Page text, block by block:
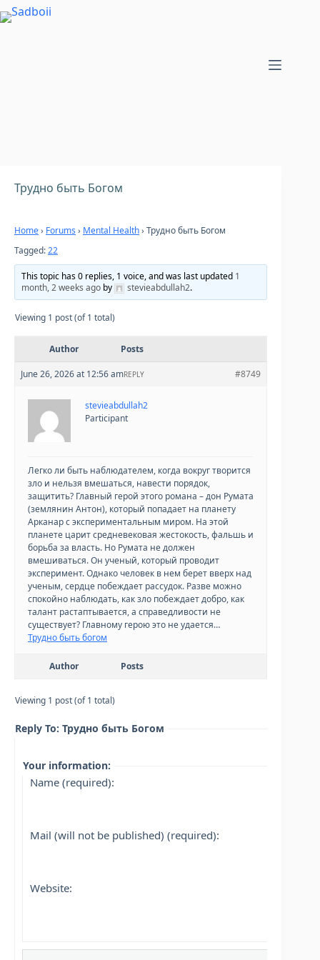
Skip
to
Трудно быть Богом
Home› Forums › Mental Health› Трудно быть Богом
Tagged:22
This topic has 0 replies, 1 voice, and was last updated 1
month, 2 weeks ago by stevieabdullah2.
Viewing 1 post (of 1 total)
Author Posts
June 26, 2026 at 12:56 am #8749
REPLY
stevieabdullah2
Participant
Легко ли быть наблюдателем, когда вокруг творится
зло и нельзя вмешаться, навести порядок,
защитить? Главный герой этого романа – дон Румата
(землянин Антон), который попадает на планету
Арканар с экспериментальным миром. На этой
планете царит средневековая жестокость, фальшь и
борьба за власть. Но Румата не должен
вмешиваться. Он ученый, который проводит
эксперимент. Однако человек в нем берет вверх над
ученым, сердце побеждает рассудок. Разве можно
спокойно наблюдать, как зло побеждает добро, как
талант растаптывается, а справедливости не
существует? Главному герою это не удается…
Трудно быть богом
Author Posts
Viewing 1 post (of 1 total)
Reply To: Трудно быть Богом
Your information:
Name (required):
Mail (will not be published) (required):
Website: